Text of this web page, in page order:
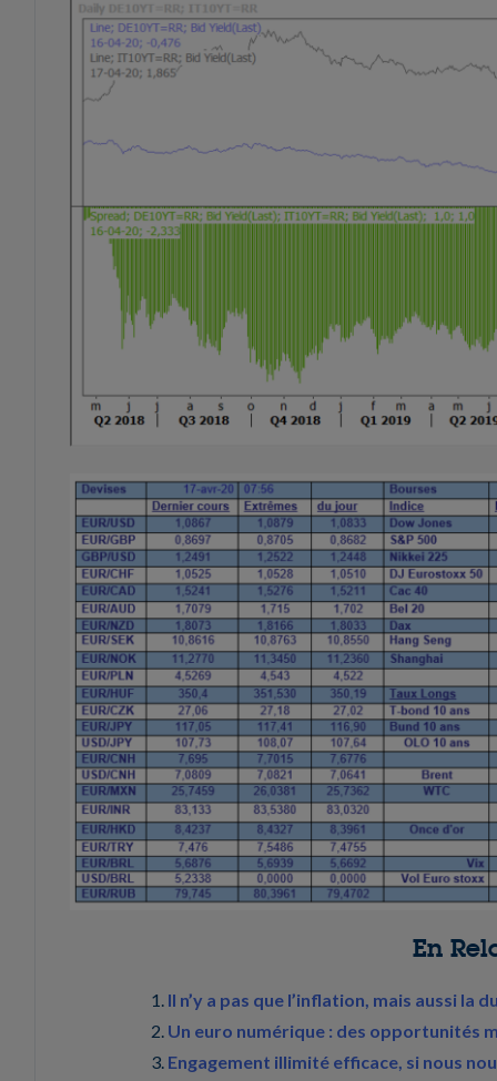
En
Il n’y a pas que l’inflation, mais aussi la
Un euro numérique : des opportunités
Engagement illimité efficace, si nous